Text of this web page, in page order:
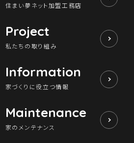
住まい夢ネット加盟工務店
Project
私たちの取り組み
Information
家づくりに役立つ情報
Maintenance
家のメンテナンス